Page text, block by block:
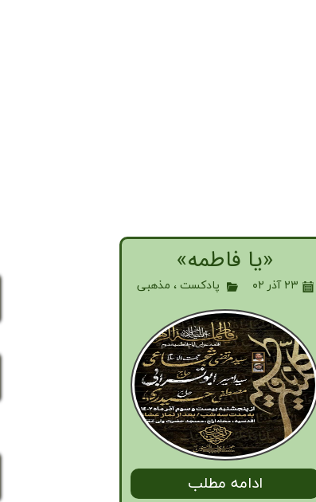
«یا فاطمه»
۲۳ آذر ۰۲ پادکست ، مذهبی
ادامه مطلب